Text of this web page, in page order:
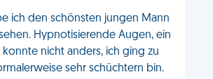
ich den schönsten jungen Mann
Hypnotisierende Augen, ein
konnte nicht anders, ich ging zu
sehr schüchtern bin.